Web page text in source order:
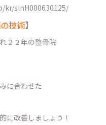
kr/slnH000630125/
技術】
２２年の整骨院
に合わせた
に改善しましょう！